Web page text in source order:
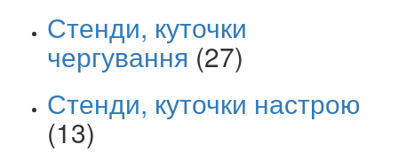
Стенди, куточки
чергування (27)
Стенди, куточки настрою
(13)